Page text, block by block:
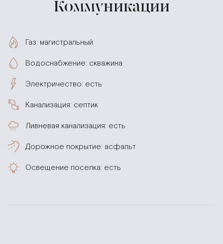
Коммуникации
Газ: магистральный
Водоснабжение: скважина
Электричество: есть
Канализация: септик
Ливневая канализация: есть
Дорожное покрытие: асфальт
Освещение поселка: есть